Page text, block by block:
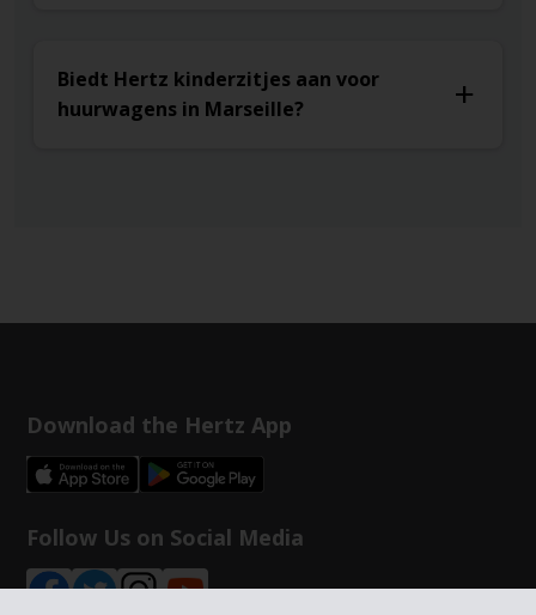
Biedt Hertz kinderzitjes aan voor
huurwagens in Marseille?
Download the Hertz App
Follow Us on Social Media